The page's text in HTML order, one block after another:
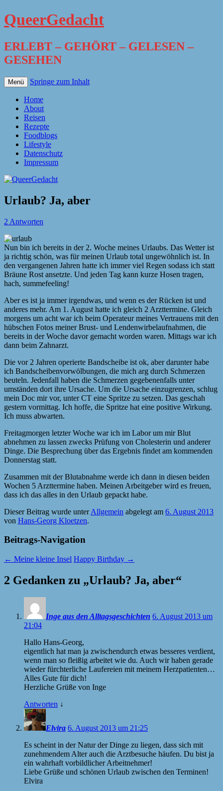
QueerGedacht
ERLEBT – GEHÖRT – GELESEN –
GESEHEN
Menü Springe zum Inhalt
Home
About
Reisen
Rezepte
Foodblogs
Lifestyle
Datenschutz
Impressum
Urlaub? Ja, aber
2 Antworten
Nun bin ich bereits in der 2. Woche meines Urlaubs. Das Wetter ist
ja richtig schön, was für meinen Urlaub total ungewöhnlich ist. In
den vergangenen Jahren hatte ich immer viel Regen sodass ich statt
Bräune Rost ansetzte. Und jeden Tag kann kurze Hosen tragen,
hach, summefeeling!
Aber es ist ja immer irgendwas, und wenn es der Rücken ist und
anderes mehr. Am 1. August hatte ich gleich 2 Arzttermine. Gleich
morgens um acht war ich beim Operateur meines Vertrauens mit den
hübschen Fotos meiner Brust- und Lendenwirbelaufnahmen, die
bereits in der Woche davor gemacht worden waren. Mittags war ich
dann beim Zahnarzt.
Die vor 2 Jahren operierte Bandscheibe ist ok, aber darunter habe
ich Bandscheibenvorwölbungen, die mich arg durch Schmerzen
beuteln. Jedenfall haben die Schmerzen gegebenenfalls unter
umständen dort ihre Ursache. Um die Ursache einzugrenzen, schlug
mein Doc mir vor, unter CT eine Spritze zu setzen. Das geschah
gestern vormittag. Ich hoffe, die Spritze hat eine positive Wirkung.
Ich muss abwarten.
Freitagmorgen letzter Woche war ich im Labor um mir Blut
abnehmen zu lassen zwecks Prüfung von Cholesterin und anderer
Dinge. Die Besprechung über das Ergebnis findet am kommenden
Donnerstag statt.
Zusammen mit der Blutabnahme werde ich dann in diesen beiden
Wochen 5 Arzttermine haben. Meinen Arbeitgeber wird es freuen,
dass ich das alles in den Urlaub gepackt habe.
Dieser Beitrag wurde unterAllgemein abgelegt am 6. August 2013
von Hans-Georg Kloetzen.
Beitrags-Navigation
← Meine kleine Insel Happy Birthday →
2 Gedanken zu „Urlaub? Ja, aber“
Inge aus den Alltagsgeschichten 6. August 2013 um
21:04
Hallo Hans-Georg,
eigentlich hat man ja zwischendurch etwas besseres verdient,
wenn man so fleißig arbeitet wie du. Auch wir haben gerade
wieder fürchterliche Laufereien mit meinem Herzpatienten…
Alles Gute für dich!
Herzliche Grüße von Inge
Antworten ↓
Elvira 6. August 2013 um 21:25
Es scheint in der Natur der Dinge zu liegen, dass sich mit
zunehmendem Alter auch die Arztbesuche häufen. Du bist ja
ein wahrhaft vorbildlicher Arbeitnehmer!
Liebe Grüße und schönen Urlaub zwischen den Terminen!
Elvira